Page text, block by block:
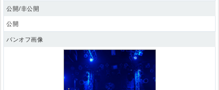
公開/非公開
公開
バンオフ画像